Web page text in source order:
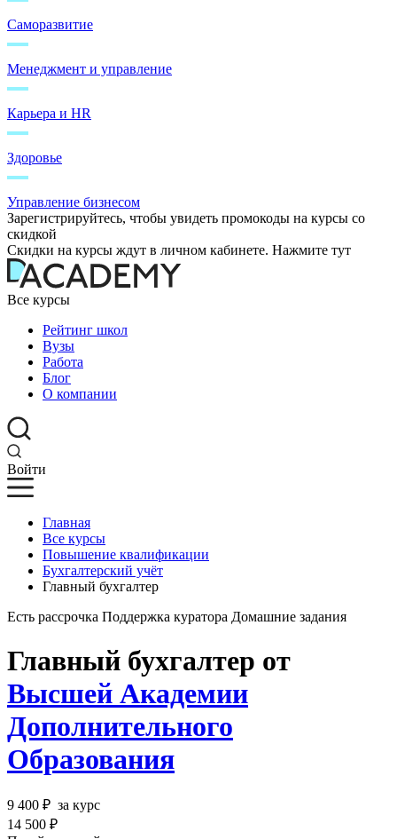
Саморазвитие
Менеджмент и управление
Карьера и HR
Здоровье
Управление бизнесом
Зарегистрируйтесь, чтобы увидеть промокоды на курсы со
скидкой
Скидки на курсы ждут в личном кабинете. Нажмите тут
Все курсы
Рейтинг школ
Вузы
Работа
Блог
О компании
Войти
Главная
Все курсы
Повышение квалификации
Бухгалтерский учёт
Главный бухгалтер
Есть рассрочка Поддержка куратора Домашние задания
Главный бухгалтер от
Высшей Академии
Дополнительного
Образования
9 400 ₽ за курс
14 500 ₽